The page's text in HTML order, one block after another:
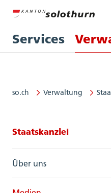
Services
so.ch Verwaltung
Staatskanzlei
Über uns